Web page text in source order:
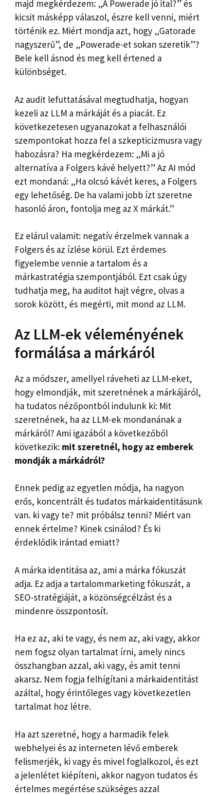
majd megkérdezem: „A Powerade jó ital?” és
kicsit másképp válaszol, észre kell venni, miért
történik ez. Miért mondja azt, hogy „Gatorade
nagyszerű”, de „Powerade-et sokan szeretik”?
Bele kell ásnod és meg kell értened a
különbséget.
Az audit lefuttatásával megtudhatja, hogyan
kezeli az LLM a márkáját és a piacát. Ez
következetesen ugyanazokat a felhasználói
szempontokat hozza fel a szkepticizmusra vagy
habozásra? Ha megkérdezem: „Mi a jó
alternatíva a Folgers kávé helyett?” Az AI mód
ezt mondaná: „Ha olcsó kávét keres, a Folgers
egy lehetőség. De ha valami jobb ízt szeretne
hasonló áron, fontolja meg az X márkát.”
Ez elárul valamit: negatív érzelmek vannak a
Folgers és az ízlése körül. Ezt érdemes
figyelembe vennie a tartalom és a
márkastratégia szempontjából. Ezt csak úgy
tudhatja meg, ha auditot hajt végre, olvas a
sorok között, és megérti, mit mond az LLM.
Az LLM-ek véleményének
formálása a márkáról
Az a módszer, amellyel ráveheti az LLM-eket,
hogy elmondják, mit szeretnének a márkájáról,
ha tudatos nézőpontból indulunk ki: Mit
szeretnének, ha az LLM-ek mondanának a
márkáról? Ami igazából a következőből
következik: mit szeretnél, hogy az emberek
mondják a márkádról?
Ennek pedig az egyetlen módja, ha nagyon
erős, koncentrált és tudatos márkaidentitásunk
van. ki vagy te? mit próbálsz tenni? Miért van
ennek értelme? Kinek csinálod? És ki
érdeklődik irántad emiatt?
A márka identitása az, ami a márka fókuszát
adja. Ez adja a tartalommarketing fókuszát, a
SEO-stratégiáját, a közönségcélzást és a
mindenre összpontosít.
Ha ez az, aki te vagy, és nem az, aki vagy, akkor
nem fogsz olyan tartalmat írni, amely nincs
összhangban azzal, aki vagy, és amit tenni
akarsz. Nem fogja felhígítani a márkaidentitást
azáltal, hogy érintőleges vagy következetlen
tartalmat hoz létre.
Ha azt szeretné, hogy a harmadik felek
webhelyei és az interneten lévő emberek
felismerjék, ki vagy és mivel foglalkozol, és ezt
a jelenlétet kiépíteni, akkor nagyon tudatos és
értelmes megértése szükséges azzal